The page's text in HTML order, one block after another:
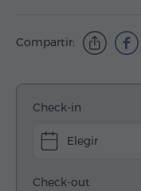
Compartir:
Check-in
Elegir
Check-out